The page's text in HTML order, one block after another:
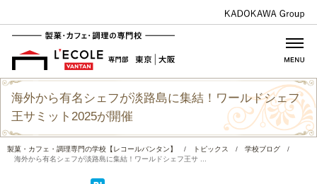
海外から有名シェフが淡路島に集結！ワールドシェフ
王サミット2025が開催
製菓・カフェ・調理専門の学校【レコールバンタン】 / トピックス / 学校ブログ
/
海外から有名シェフが淡路島に集結！ワールドシェフ王サ ...